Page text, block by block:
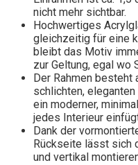
nicht mehr sichtbar.
Hochwertiges
gleichzeitig für eine
bleibt das Motiv
zur Geltung, egal wo
Der Rahmen
schlichten,
ein moderner,
jedes Interieur
Dank der
Rückseite lässt sich
und vertikal